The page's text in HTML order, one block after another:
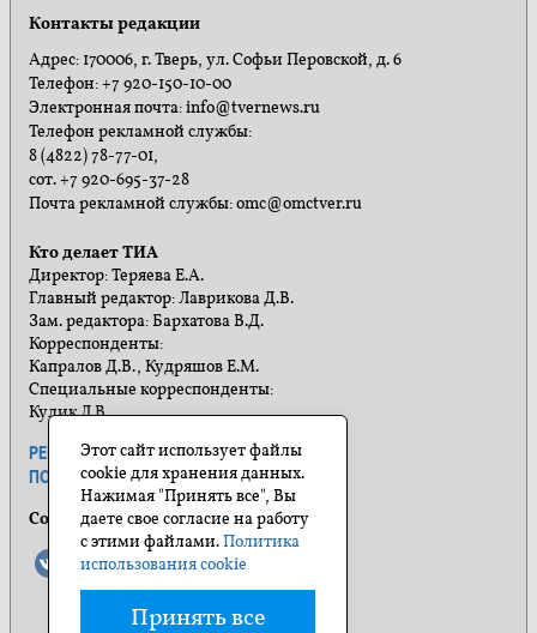
Контакты редакции
Адрес: 170006, г. Тверь, ул. Софьи Перовской, д. 6
Телефон: +7 920-150-10-00
Электронная почта: info@tvernews.ru
Телефон рекламной службы:
8 (4822) 78-77-01,
сот. +7 920-695-37-28
Почта рекламной службы: omc@omctver.ru
Кто делает ТИА
Директор: Теряева Е.А.
Главный редактор: Лаврикова Д.В.
Зам. редактора: Бархатова В.Д.
Корреспонденты:
Капралов Д.В., Кудряшов Е.М.
Специальные корреспонденты:
Кулик Л.В.
РЕКЛАМА ПРАВИЛА САЙТА
ПОЛИТИКА КОНФИДЕНЦИАЛЬНОСТИ
Социальные сети
Этот сайт использует файлы
cookie для хранения данных.
Нажимая "Принять все", Вы
даете свое согласие на работу
с этими файлами.Политика
использования cookie
Принять все